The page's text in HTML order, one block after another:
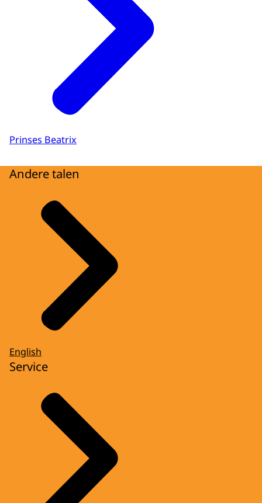
Prinses Beatrix
Andere talen
English
Service